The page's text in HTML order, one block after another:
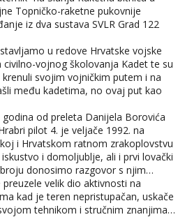
Topničko-raketne pukovnije
iz dva sustava SVLR Grad 122
u redove Hrvatske vojske
civilno-vojnog školovanja Kadet te su
svojim vojničkim putem i na
među kadetima, no ovaj put kao
od preleta Danijela Borovića
pilot 4. je veljače 1992. na
i Hrvatskom ratnom zrakoplovstvu
i domoljublje, ali i prvi lovački
donosimo razgovor s njim…
velik dio aktivnosti na
kad je teren nepristupačan, uskače
tehnikom i stručnim znanjima…